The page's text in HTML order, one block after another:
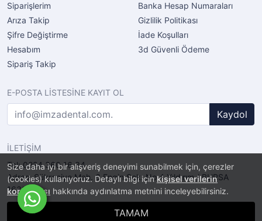
Size daha iyi bir alışveriş deneyimi sunabilmek için, çerezler
(cookies) kullanıyoruz. Detaylı bilgi içinkişisel verilerin
korunması hakkında aydınlatma metnini inceleyebilirsiniz.
TAMAM
Siparişlerim
Arıza Takip
Şifre Değiştirme
Hesabım
Sipariş Takip
Banka Hesap Numaraları
Gizlilik Politikası
İade Koşulları
3d Güvenli Ödeme
E-POSTA LİSTESİNE KAYIT OL
Kaydol
İLETİŞİM
Tel: 0224 360 16 34
Adres: Şükraniye Mah. 6.Engin Sok. No.4 Yıldırım / BURSA
16320
E-Ticaret Sistemi